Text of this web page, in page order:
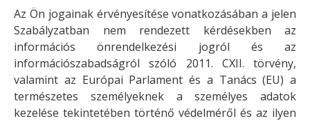
Az Ön jogainak érvényesítése vonatkozásában a jelen
Szabályzatban nem rendezett kérdésekben az
információs önrendelkezési jogról és az
információszabadságról szóló 2011. CXII. törvény,
valamint az Európai Parlament és a Tanács (EU) a
természetes személyeknek a személyes adatok
kezelése tekintetében történő védelméről és az ilyen